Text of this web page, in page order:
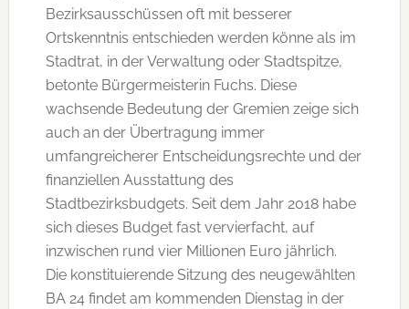
Bezirksausschüssen oft mit besserer
Ortskenntnis entschieden werden könne als im
Stadtrat, in der Verwaltung oder Stadtspitze,
betonte Bürgermeisterin Fuchs. Diese
wachsende Bedeutung der Gremien zeige sich
auch an der Übertragung immer
umfangreicherer Entscheidungsrechte und der
finanziellen Ausstattung des
Stadtbezirksbudgets. Seit dem Jahr 2018 habe
sich dieses Budget fast vervierfacht, auf
inzwischen rund vier Millionen Euro jährlich.
Die konstituierende Sitzung des neugewählten
BA 24 findet am kommenden Dienstag in der